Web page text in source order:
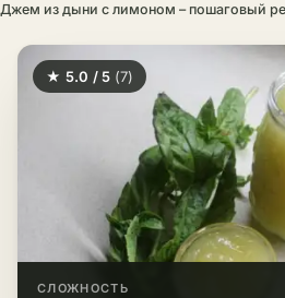
★ 5.0 / 5 (7)
СЛОЖНОСТЬ